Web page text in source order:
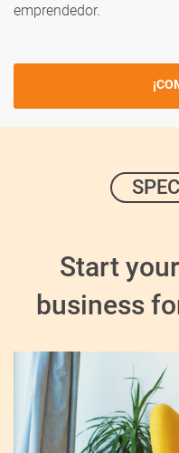
emprendedor.
Start
business